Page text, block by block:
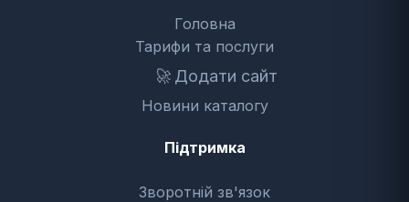
Головна
Тарифи та послуги
🚀Додати сайт
Новини каталогу
Підтримка
Зворотній зв'язок